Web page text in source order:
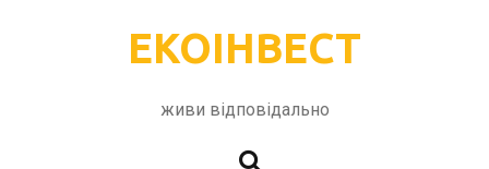
ЕКОІНВЕСТ
живи відповідально